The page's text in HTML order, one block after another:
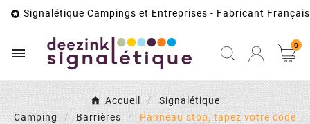
 Signalétique Campings et Entreprises - Fabricant Français
 0
Accueil
Signalétique
Camping
Barrières
Panneau stop, tapez votre code